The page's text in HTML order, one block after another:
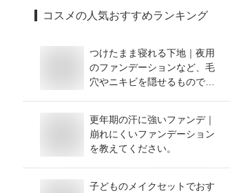
コスメの人気おすすめランキング
つけたまま寝れる下地｜夜用
のファンデーションなど、毛
穴やニキビを隠せるものでお
更年期の汗に強いファンデ｜
崩れにくいファンデーション
を教えてください。
子どものメイクセットでおす